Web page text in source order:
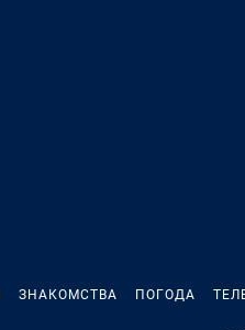
ЗНАКОМСТВА ПОГОДА